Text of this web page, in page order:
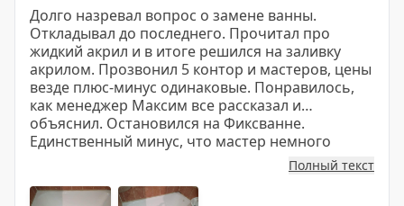
Долго назревал вопрос о замене ванны.
Откладывал до последнего. Прочитал про
жидкий акрил и в итоге решился на заливку
акрилом. Прозвонил 5 контор и мастеров, цены
везде плюс-минус одинаковые. Понравилось,
как менеджер Максим все рассказал и
объяснил. Остановился на Фиксванне.
Единственный минус, что мастер немного
опоздал. Не критично, но все же. Зато теперь
ванна выглядит действительно как новая,
можно и поваляться!
Полный текст